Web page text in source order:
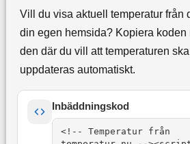
Vill du visa aktuell temperatur från
din egen hemsida? Kopiera koden
den där du vill att temperaturen
uppdateras automatiskt.
Inbäddningskod